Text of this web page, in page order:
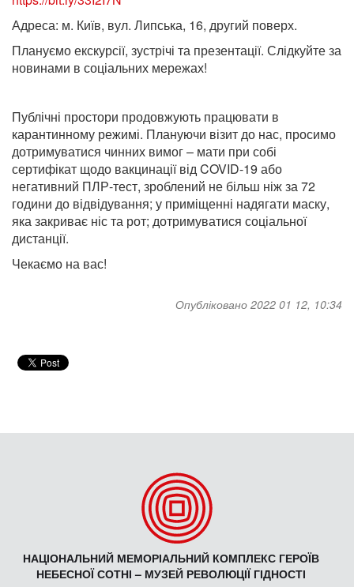
Адреса: м. Київ, вул. Липська, 16, другий поверх.
Плануємо екскурсії, зустрічі та презентації. Слідкуйте за
новинами в соціальних мережах!
Публічні простори продовжують працювати в
карантинному режимі. Плануючи візит до нас, просимо
дотримуватися чинних вимог – мати при собі
сертифікат щодо вакцинації від COVID-19 або
негативний ПЛР-тест, зроблений не більш ніж за 72
години до відвідування; у приміщенні надягати маску,
яка закриває ніс та рот; дотримуватися соціальної
дистанції.
Чекаємо на вас!
Опубліковано 2022 01 12, 10:34
НАЦІОНАЛЬНИЙ МЕМОРІАЛЬНИЙ КОМПЛЕКС ГЕРОЇВ
НЕБЕСНОЇ СОТНІ – МУЗЕЙ РЕВОЛЮЦІЇ ГІДНОСТІ